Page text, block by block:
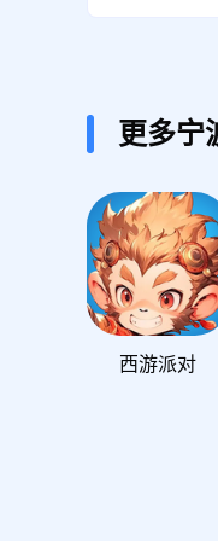
更多宁
西游派对